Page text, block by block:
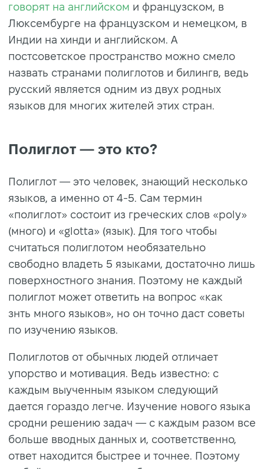
говорят на английском и французском, в
Люксембурге на французском и немецком, в
Индии на хинди и английском. А
постсоветское пространство можно смело
назвать странами полиглотов и билингв, ведь
русский является одним из двух родных
языков для многих жителей этих стран.
Полиглот — это кто?
Полиглот — это человек, знающий несколько
языков, а именно от 4-5. Сам термин
«полиглот» состоит из греческих слов «poly»
(много) и «glotta» (язык). Для того чтобы
считаться полиглотом необязательно
свободно владеть 5 языками, достаточно лишь
поверхностного знания. Поэтому не каждый
полиглот может ответить на вопрос «как
знть много языков», но он точно даст советы
по изучению языков.
Полиглотов от обычных людей отличает
упорство и мотивация. Ведь известно: с
каждым выученным языком следующий
дается гораздо легче. Изучение нового языка
сродни решению задач — с каждым разом все
больше вводных данных и, соответственно,
ответ находится быстрее и точнее. Поэтому